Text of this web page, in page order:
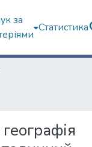
за
Статистика